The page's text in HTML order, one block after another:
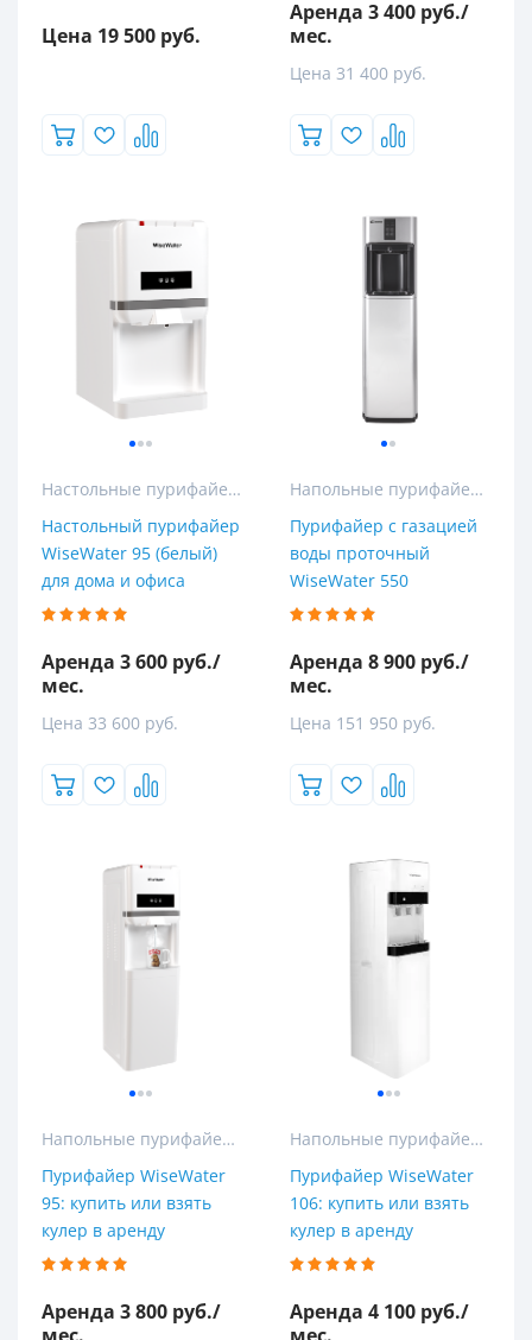
Цена 19 500 руб.
Аренда 3 400 руб./
мес.
Цена 31 400 руб.
Настольные пурифайеры
Настольный пурифайер
WiseWater 95 (белый)
для дома и офиса
Аренда 3 600 руб./
мес.
Цена 33 600 руб.
Напольные пурифайеры
Пурифайер с газацией
воды проточный
WiseWater 550
Аренда 8 900 руб./
мес.
Цена 151 950 руб.
Напольные пурифайеры
Пурифайер WiseWater
95: купить или взять
кулер в аренду
Аренда 3 800 руб./
Напольные пурифайеры
Пурифайер WiseWater
106: купить или взять
кулер в аренду
Аренда 4 100 руб./